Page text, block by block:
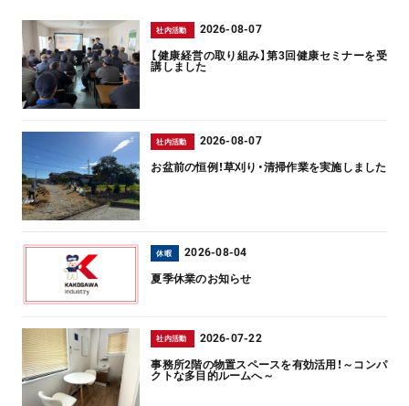
社内活動 2026-08-07
【健康経営の取り組み】第3回健康セミナーを受
講しました
社内活動 2026-08-07
お盆前の恒例！草刈り・清掃作業を実施しました
休暇 2026-08-04
夏季休業のお知らせ
社内活動 2026-07-22
事務所2階の物置スペースを有効活用！～コンパ
クトな多目的ルームへ～